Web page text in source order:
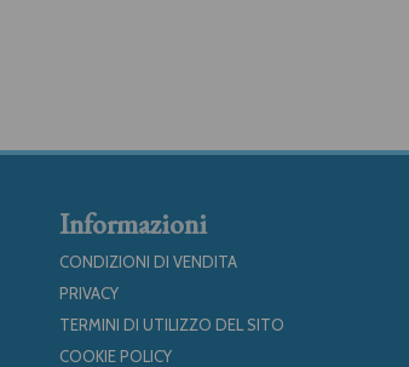
Informazioni
CONDIZIONI DI VENDITA
PRIVACY
TERMINI DI UTILIZZO DEL SITO
COOKIE POLICY